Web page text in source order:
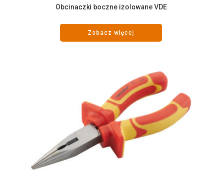
Obcinaczki boczne izolowane VDE
Zobacz więcej